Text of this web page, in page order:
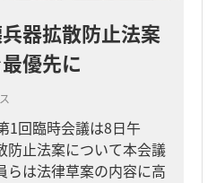
器拡散防止法案
優先に
1回臨時会議は8日午
防止法案について本会議
らは法律草案の内容に高